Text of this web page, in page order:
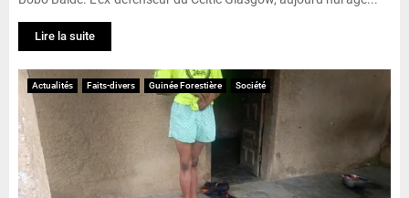
Lire la suite
Actualités Faits-divers Guinée Forestière Société